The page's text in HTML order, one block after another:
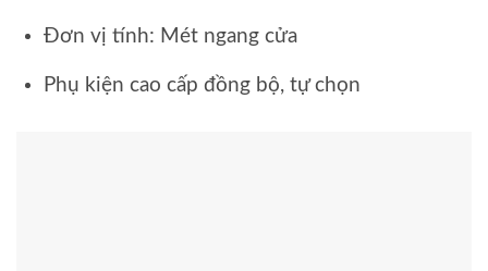
Đơn vị tính: Mét ngang cửa
Phụ kiện cao cấp đồng bộ, tự chọn